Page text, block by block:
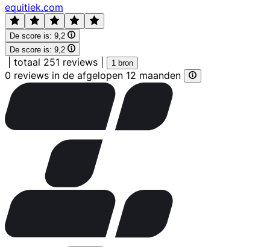
equitiek.com
De score is: 9,2
De score is: 9,2
totaal 251 reviews 1 bron
0 reviews in de afgelopen 12 maanden